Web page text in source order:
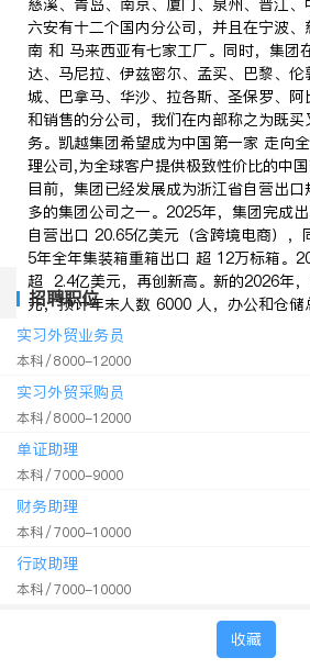
慈溪、青岛、南京、厦门、泉州、晋江
六安有十二个国内分公司，并且在宁波
南 和 马来西亚有七家工厂。同时，集团
达、马尼拉、伊兹密尔、孟买、巴黎、
城、巴拿马、华沙、拉各斯、圣保罗、
和销售的分公司，我们在内部称之为既
务。凯越集团希望成为中国第一家 走向
理公司,为全球客户提供极致性价比的中国
目前，集团已经发展成为浙江省自营出
多的集团公司之一。2025年，集团完成
自营出口 20.65亿美元（含跨境电商）
5年全年集装箱重箱出口 超 12万标箱。
超 2.4亿美元，再创新高。新的2026年
元，预计年末人数 6000 人，办公和仓
方。
帮助西方客户在亚洲进行商品采购管理
务。我们服务的客户包括全球领先的大型
品牌客户和全球 500 强的企业客户，也
商、品牌商和进口商以及海外的电商公
上的直播卖家提供碎片化、柔性化的采购
年，集团已经与全球超过 200 个国家和
数据分析、产品研发和设计、采购服务
检测和质量控制、国际物流协调、采购
极致性价比的增值服务。2022 年，我们
务的数字化变革，大力发展跨境电商业
零售业务和直接企业采购业务在集团业务
未来，计划用三年时间，即在 2028 年集
招聘职位
实习外贸业务员
本科 8000-12000
实习外贸采购员
本科 8000-12000
单证助理
本科 7000-9000
财务助理
本科 7000-10000
行政助理
本科 7000-10000
收藏